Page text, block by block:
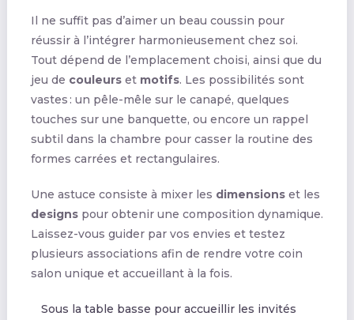
Il ne suffit pas d’aimer un beau coussin pour
réussir à l’intégrer harmonieusement chez soi.
Tout dépend de l’emplacement choisi, ainsi que du
jeu de couleurset motifs. Les possibilités sont
vastes : un pêle-mêle sur le canapé, quelques
touches sur une banquette, ou encore un rappel
subtil dans la chambre pour casser la routine des
formes carrées et rectangulaires.
Une astuce consiste à mixer les dimensionset les
designspour obtenir une composition dynamique.
Laissez-vous guider par vos envies et testez
plusieurs associations afin de rendre votre coin
salon unique et accueillant à la fois.
Sous la table basse pour accueillir les invités